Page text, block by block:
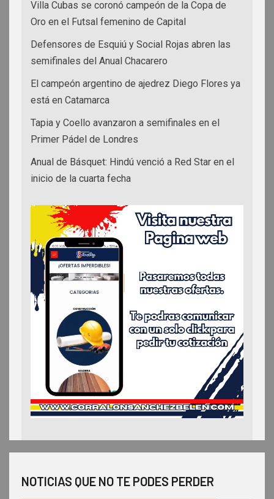
Villa Cubas se coronó campeón de la Copa de
Oro en el Futsal femenino de Capital
Defensores de Esquiú y Social Rojas abren las
semifinales del Anual Chacarero
El campeón argentino de ajedrez Diego Flores ya
está en Catamarca
Tapia y Coello avanzaron a semifinales en el
Primer Pádel de Londres
Anual de Básquet: Hindú venció a Red Star en el
inicio de la cuarta fecha
NOTICIAS QUE NO TE PODES PERDER